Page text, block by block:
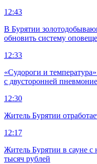
12:43
В Бурятии
обновить систему
12:33
«Судороги и
с двусторонней
12:30
Житель Бурятии
12:17
Житель Бурятии в сауне
тысяч рублей